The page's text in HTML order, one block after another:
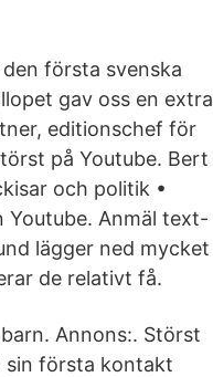
första svenska
gav oss en extra
editionschef för
på Youtube. Bert
och politik •
Youtube. Anmäl text-
lägger ned mycket
de relativt få.
Annons:. Störst
sin första kontakt